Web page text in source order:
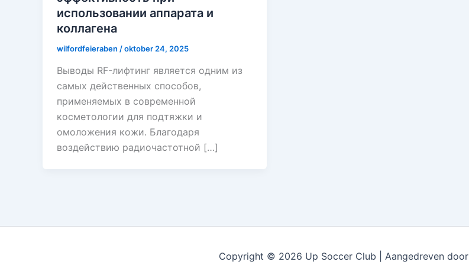
использовании аппарата и
коллагена
wilfordfeieraben /oktober 24, 2025
Выводы RF-лифтинг является одним из
самых действенных способов,
применяемых в современной
косметологии для подтяжки и
омоложения кожи. Благодаря
воздействию радиочастотной […]
Copyright © 2026 Up Soccer Club | Aangedreven door